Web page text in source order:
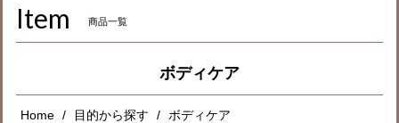
Item 商品一覧
ボディケア
Home 目的から探す ボディケア